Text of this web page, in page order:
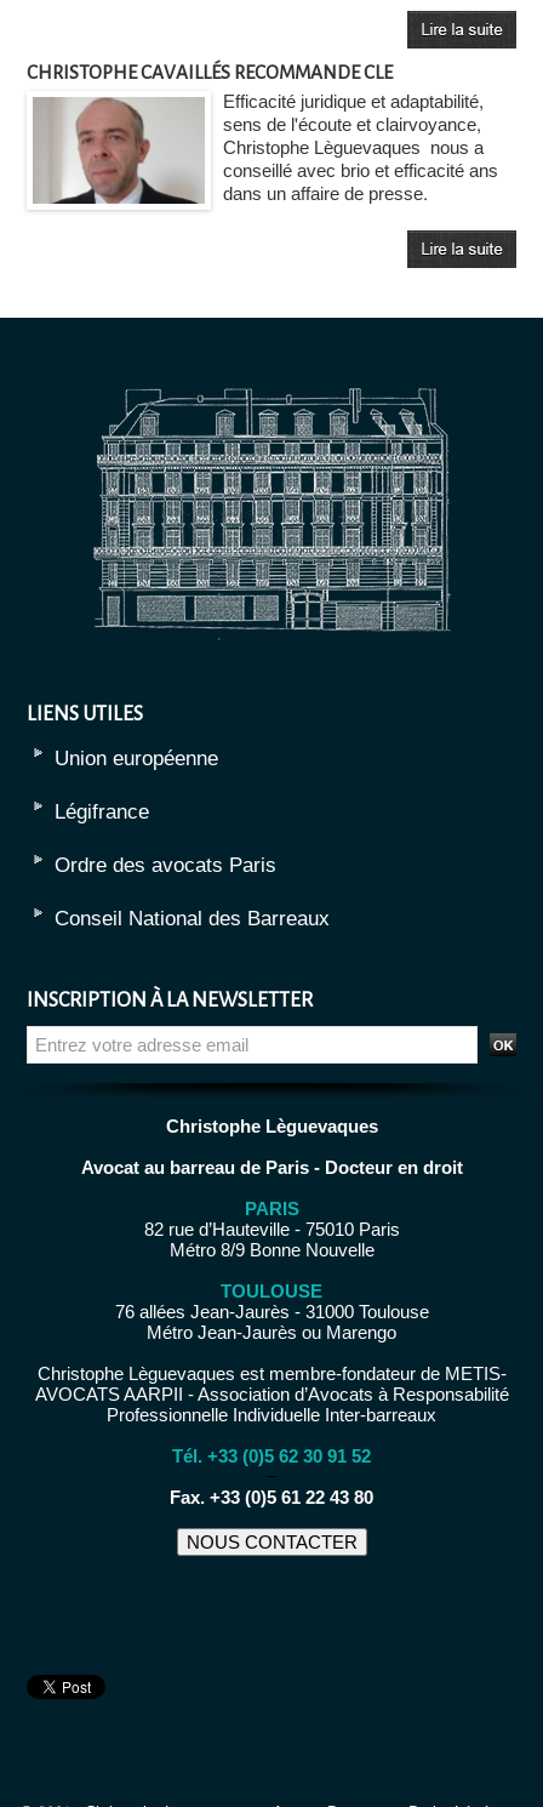
CHRISTOPHE CAVAILLÉS RECOMMANDE CLE
Efficacité juridique et adaptabilité,
sens de l'écoute et clairvoyance,
Christophe Lèguevaques nous a
conseillé avec brio et efficacité ans
dans un affaire de presse.
LIENS UTILES
Union européenne
Légifrance
Ordre des avocats Paris
Conseil National des Barreaux
INSCRIPTION À LA NEWSLETTER
Christophe Lèguevaques
Avocat au barreau de Paris - Docteur en droit
PARIS
82 rue d’Hauteville - 75010 Paris
Métro 8/9 Bonne Nouvelle
TOULOUSE
76 allées Jean-Jaurès - 31000 Toulouse
Métro Jean-Jaurès ou Marengo
Christophe Lèguevaques est membre-fondateur de METIS-
AVOCATS AARPII - Association d’Avocats à Responsabilité
Professionnelle Individuelle Inter-barreaux
Tél. +33 (0)5 62 30 91 52
−
Fax. +33 (0)5 61 22 43 80
NOUS CONTACTER